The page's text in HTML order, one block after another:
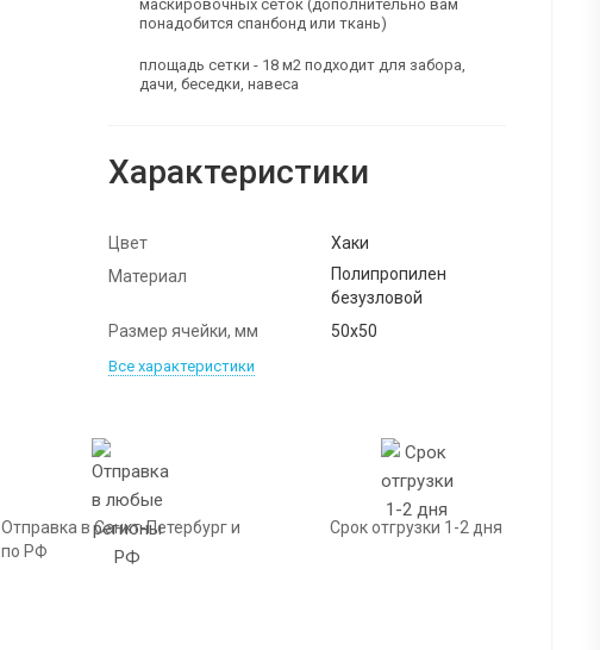
маскировочных сеток (дополнительно вам
понадобится спанбонд или ткань)
площадь сетки - 18 м2 подходит для забора,
дачи, беседки, навеса
Характеристики
Цвет
Хаки
Материал
Полипропилен
безузловой
Размер ячейки, мм
50х50
Все характеристики
Отправка в Санкт-Петербург и
по РФ
Срок отгрузки 1-2 дня